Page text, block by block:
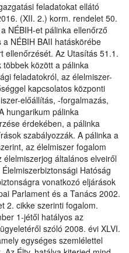
feladatokat ellátó
(XII. 2.) korm. rendelet 50.
NÉBIH-et pálinka ellenőrző
NÉBIH BAII hatáskörébe
ellenőrzését. Az Utasítás 51.1.
között a pálinka
feladatokról, az élelmiszer-
kapcsolatos központi
előállítás, -forgalmazás,
hungarikum pálinka
érdekében, a pálinka
szabályozzák. A pálinka a
az élelmiszer fogalom
általános elveiről
Hatóság
vonatkozó eljárások
Parlament és a Tanács 2002.
2. cikke szerinti fogalom.
1-jétől hatályos az
szóló 2008. évi XLVI.
egységes szemlélettel